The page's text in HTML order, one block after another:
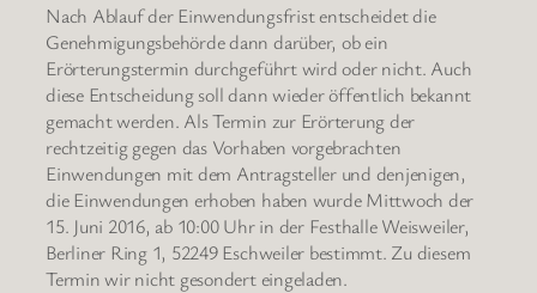
Nach Ablauf der Einwendungsfrist entscheidet die
Genehmigungsbehörde dann darüber, ob ein
Erörterungstermin durchgeführt wird oder nicht. Auch
diese Entscheidung soll dann wieder öffentlich bekannt
gemacht werden. Als Termin zur Erörterung der
rechtzeitig gegen das Vorhaben vorgebrachten
Einwendungen mit dem Antragsteller und denjenigen,
die Einwendungen erhoben haben wurde Mittwoch der
15. Juni 2016, ab 10:00 Uhr in der Festhalle Weisweiler,
Berliner Ring 1, 52249 Eschweiler bestimmt. Zu diesem
Termin wir nicht gesondert eingeladen.